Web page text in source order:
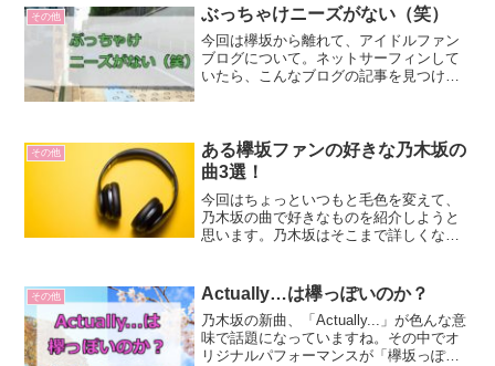
かったり、ノイズが入っ...
その他 ぶっちゃけニーズがない（笑）
今回は欅坂から離れて、アイドルファン
ブログについて。ネットサーフィンして
いたら、こんなブログの記事を見つけま
もちろん、見に来ていただい...
その他
ある欅坂ファンの好きな乃木坂の
曲3選！
今回はちょっといつもと毛色を変えて、
乃木坂の曲で好きなものを紹介しようと
思います。乃木坂はそこまで詳しくな
歌っているのを聞いて気になったものは
追ったりします。その中で「...
その他 Actually…は欅っぽいのか？
乃木坂の新曲、「Actually...」が色んな意
味で話題になっていますね。その中でオ
リジナルパフォーマンスが「欅坂っぽい